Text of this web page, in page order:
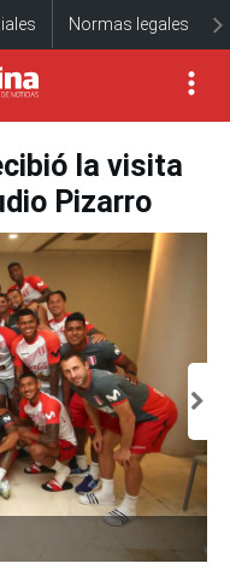
Normas legales
la visita
Pizarro